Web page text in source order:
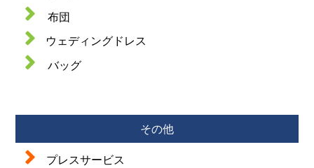
布団
ウェディングドレス
バッグ
その他
プレスサービス